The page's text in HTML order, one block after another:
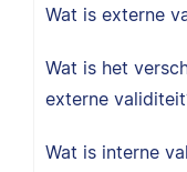
Wat is externe
Wat is het
externe
Wat is interne